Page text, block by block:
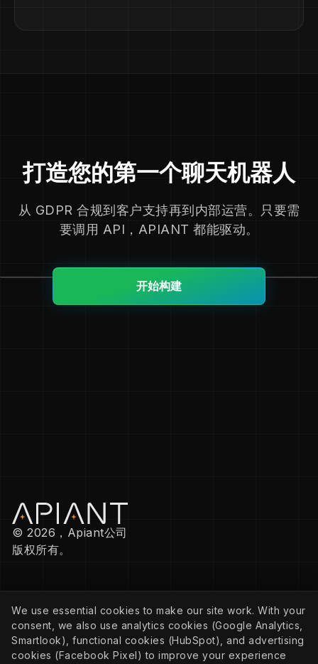
打造您的第一个聊天机器人
从 GDPR 合规到客户支持再到内部运营。只要需
要调用 API，APIANT 都能驱动。
开始构建
© 2026，Apiant公司
版权所有。
隐私政策
Cookie政策
Cookie 设置
服务条款
We use essential cookies to make our site work. With your
consent, we also use analytics cookies (Google Analytics,
Smartlook), functional cookies (HubSpot), and advertising
cookies (Facebook Pixel) to improve your experience